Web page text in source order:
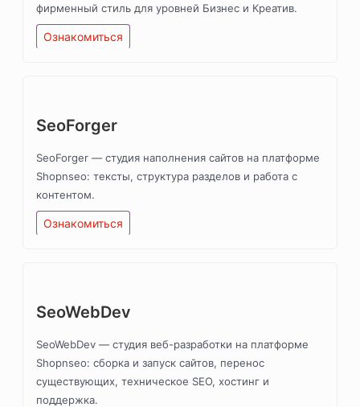
фирменный стиль для уровней Бизнес и Креатив.
Ознакомиться
SeoForger
SeoForger — студия наполнения сайтов на платформе
Shopnseo: тексты, структура разделов и работа с
контентом.
Ознакомиться
SeoWebDev
SeoWebDev — студия веб-разработки на платформе
Shopnseo: сборка и запуск сайтов, перенос
существующих, техническое SEO, хостинг и
поддержка.